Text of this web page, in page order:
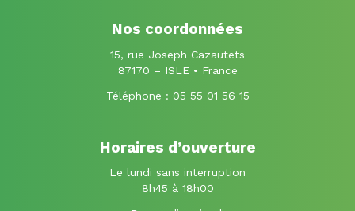
FacebookInstagram
Nos coordonnées
15, rue Joseph Cazautets
87170 – ISLE • France
Téléphone : 05 55 01 56 15
Horaires d’ouverture
Le lundi sans interruption
8h45 à 18h00